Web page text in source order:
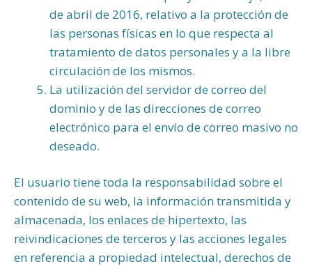
de abril de 2016, relativo a la protección de
las personas físicas en lo que respecta al
tratamiento de datos personales y a la libre
circulación de los mismos.
La utilización del servidor de correo del
dominio y de las direcciones de correo
electrónico para el envío de correo masivo no
deseado.
El usuario tiene toda la responsabilidad sobre el
contenido de su web, la información transmitida y
almacenada, los enlaces de hipertexto, las
reivindicaciones de terceros y las acciones legales
en referencia a propiedad intelectual, derechos de